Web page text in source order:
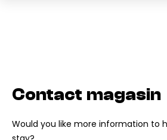
Contact magasin
Would you like more information to